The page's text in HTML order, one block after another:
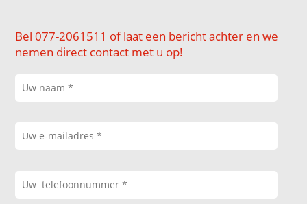
Bel 077-2061511 of laat een bericht achter en we
nemen direct contact met u op!